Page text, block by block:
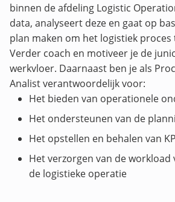
binnen de afdeling Logistic
data, analyseert deze en gaat op
plan maken om het logistiek
Verder coach en motiveer je de
werkvloer. Daarnaast ben je als
Analist verantwoordelijk voor:
Het bieden van operationele
Het ondersteunen van de
Het opstellen en behalen van
Het verzorgen van de workload
de logistieke operatie